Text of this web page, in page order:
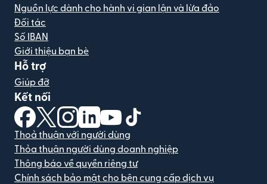
Nguồn lực dành cho hành vi gian lận và lừa đảo
Đối tác
Số IBAN
Giới thiệu bạn bè
Hỗ trợ
Giúp đỡ
Kết nối
(mở trong cửa sổ mới)
(mở trong cửa sổ mới)
(mở trong cửa sổ mới)
(mở trong cửa sổ mới)
(mở trong cửa sổ mới)
Thoả thuận với người dùng
Thỏa thuận người dùng doanh nghiệp
Thông báo về quyền riêng tư
Chính sách bảo mật cho bên cung cấp dịch vụ